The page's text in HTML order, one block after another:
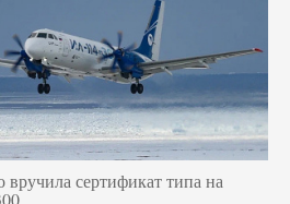
сертификат типа на